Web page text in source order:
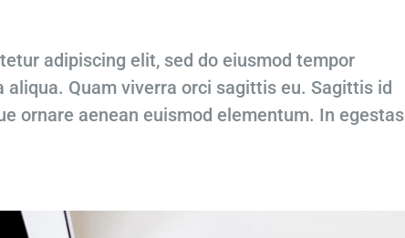
adipiscing elit, sed do eiusmod tempor
Quam viverra orci sagittis eu. Sagittis id
ornare aenean euismod elementum. In egestas